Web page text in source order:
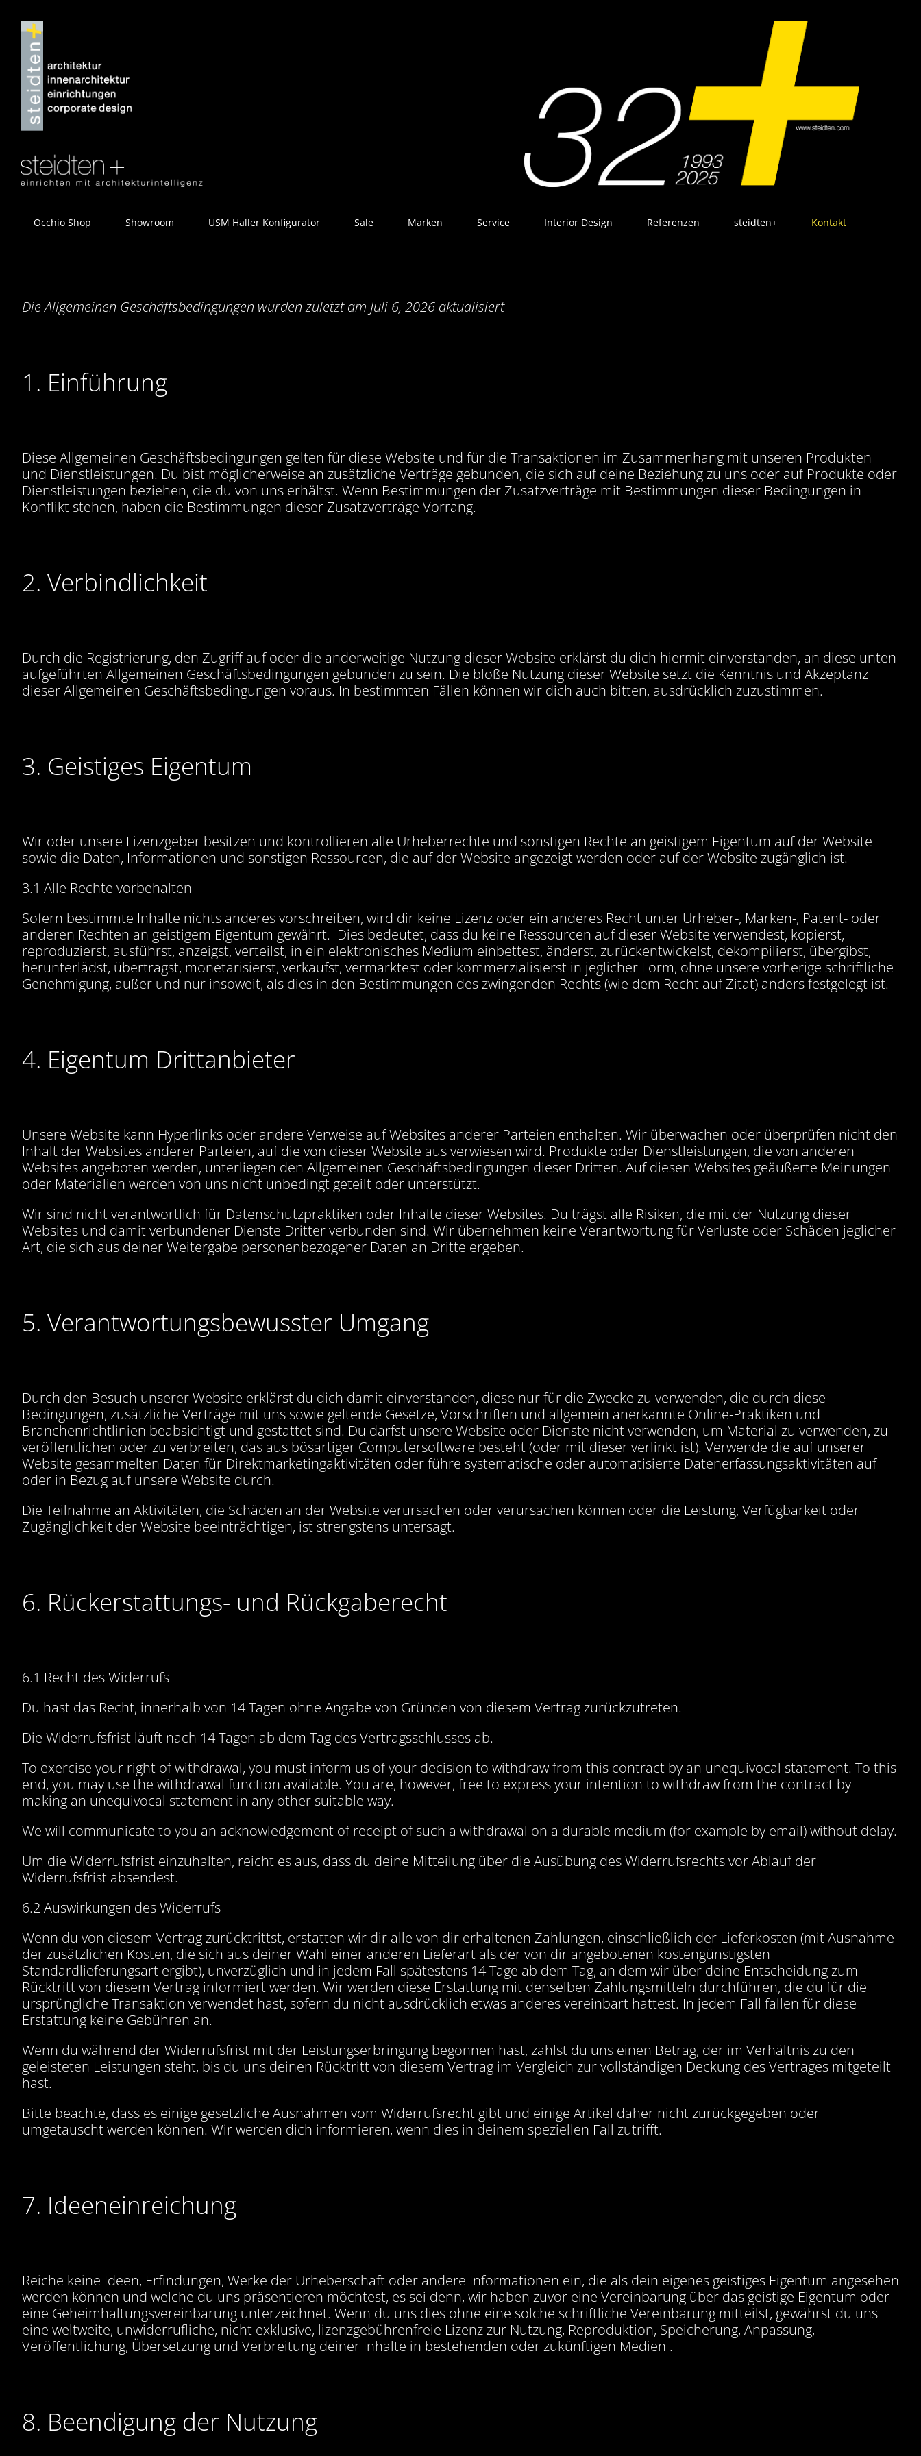
Inhalt
springen
Occhio Shop Showroom USM Haller Konfigurator Sale Marken Service Interior Design Referenzen steidten+ Kontakt
Die Allgemeinen Geschäftsbedingungen wurden zuletzt am Juli 6, 2026 aktualisiert
1. Einführung
Diese Allgemeinen Geschäftsbedingungen gelten für diese Website und für die Transaktionen im Zusammenhang mit unseren Produkten
und Dienstleistungen. Du bist möglicherweise an zusätzliche Verträge gebunden, die sich auf deine Beziehung zu uns oder auf Produkte oder
Dienstleistungen beziehen, die du von uns erhältst. Wenn Bestimmungen der Zusatzverträge mit Bestimmungen dieser Bedingungen in
Konflikt stehen, haben die Bestimmungen dieser Zusatzverträge Vorrang.
2. Verbindlichkeit
Durch die Registrierung, den Zugriff auf oder die anderweitige Nutzung dieser Website erklärst du dich hiermit einverstanden, an diese unten
aufgeführten Allgemeinen Geschäftsbedingungen gebunden zu sein. Die bloße Nutzung dieser Website setzt die Kenntnis und Akzeptanz
dieser Allgemeinen Geschäftsbedingungen voraus. In bestimmten Fällen können wir dich auch bitten, ausdrücklich zuzustimmen.
3. Geistiges Eigentum
Wir oder unsere Lizenzgeber besitzen und kontrollieren alle Urheberrechte und sonstigen Rechte an geistigem Eigentum auf der Website
sowie die Daten, Informationen und sonstigen Ressourcen, die auf der Website angezeigt werden oder auf der Website zugänglich ist.
3.1 Alle Rechte vorbehalten
Sofern bestimmte Inhalte nichts anderes vorschreiben, wird dir keine Lizenz oder ein anderes Recht unter Urheber-, Marken-, Patent- oder
anderen Rechten an geistigem Eigentum gewährt. Dies bedeutet, dass du keine Ressourcen auf dieser Website verwendest, kopierst,
reproduzierst, ausführst, anzeigst, verteilst, in ein elektronisches Medium einbettest, änderst, zurückentwickelst, dekompilierst, übergibst,
herunterlädst, übertragst, monetarisierst, verkaufst, vermarktest oder kommerzialisierst in jeglicher Form, ohne unsere vorherige schriftliche
Genehmigung, außer und nur insoweit, als dies in den Bestimmungen des zwingenden Rechts (wie dem Recht auf Zitat) anders festgelegt ist.
4. Eigentum Drittanbieter
Unsere Website kann Hyperlinks oder andere Verweise auf Websites anderer Parteien enthalten. Wir überwachen oder überprüfen nicht den
Inhalt der Websites anderer Parteien, auf die von dieser Website aus verwiesen wird. Produkte oder Dienstleistungen, die von anderen
Websites angeboten werden, unterliegen den Allgemeinen Geschäftsbedingungen dieser Dritten. Auf diesen Websites geäußerte Meinungen
oder Materialien werden von uns nicht unbedingt geteilt oder unterstützt.
Wir sind nicht verantwortlich für Datenschutzpraktiken oder Inhalte dieser Websites. Du trägst alle Risiken, die mit der Nutzung dieser
Websites und damit verbundener Dienste Dritter verbunden sind. Wir übernehmen keine Verantwortung für Verluste oder Schäden jeglicher
Art, die sich aus deiner Weitergabe personenbezogener Daten an Dritte ergeben.
5. Verantwortungsbewusster Umgang
Durch den Besuch unserer Website erklärst du dich damit einverstanden, diese nur für die Zwecke zu verwenden, die durch diese
Bedingungen, zusätzliche Verträge mit uns sowie geltende Gesetze, Vorschriften und allgemein anerkannte Online-Praktiken und
Branchenrichtlinien beabsichtigt und gestattet sind. Du darfst unsere Website oder Dienste nicht verwenden, um Material zu verwenden, zu
veröffentlichen oder zu verbreiten, das aus bösartiger Computersoftware besteht (oder mit dieser verlinkt ist). Verwende die auf unserer
Website gesammelten Daten für Direktmarketingaktivitäten oder führe systematische oder automatisierte Datenerfassungsaktivitäten auf
oder in Bezug auf unsere Website durch.
Die Teilnahme an Aktivitäten, die Schäden an der Website verursachen oder verursachen können oder die Leistung, Verfügbarkeit oder
Zugänglichkeit der Website beeinträchtigen, ist strengstens untersagt.
6. Rückerstattungs- und Rückgaberecht
6.1 Recht des Widerrufs
Du hast das Recht, innerhalb von 14 Tagen ohne Angabe von Gründen von diesem Vertrag zurückzutreten.
Die Widerrufsfrist läuft nach 14 Tagen ab dem Tag des Vertragsschlusses ab.
To exercise your right of withdrawal, you must inform us of your decision to withdraw from this contract by an unequivocal statement. To this
end, you may use the withdrawal function available. You are, however, free to express your intention to withdraw from the contract by
making an unequivocal statement in any other suitable way.
We will communicate to you an acknowledgement of receipt of such a withdrawal on a durable medium (for example by email) without delay.
Um die Widerrufsfrist einzuhalten, reicht es aus, dass du deine Mitteilung über die Ausübung des Widerrufsrechts vor Ablauf der
Widerrufsfrist absendest.
6.2 Auswirkungen des Widerrufs
Wenn du von diesem Vertrag zurücktrittst, erstatten wir dir alle von dir erhaltenen Zahlungen, einschließlich der Lieferkosten (mit Ausnahme
der zusätzlichen Kosten, die sich aus deiner Wahl einer anderen Lieferart als der von dir angebotenen kostengünstigsten
Standardlieferungsart ergibt), unverzüglich und in jedem Fall spätestens 14 Tage ab dem Tag, an dem wir über deine Entscheidung zum
Rücktritt von diesem Vertrag informiert werden. Wir werden diese Erstattung mit denselben Zahlungsmitteln durchführen, die du für die
ursprüngliche Transaktion verwendet hast, sofern du nicht ausdrücklich etwas anderes vereinbart hattest. In jedem Fall fallen für diese
Erstattung keine Gebühren an.
Wenn du während der Widerrufsfrist mit der Leistungserbringung begonnen hast, zahlst du uns einen Betrag, der im Verhältnis zu den
geleisteten Leistungen steht, bis du uns deinen Rücktritt von diesem Vertrag im Vergleich zur vollständigen Deckung des Vertrages mitgeteilt
hast.
Bitte beachte, dass es einige gesetzliche Ausnahmen vom Widerrufsrecht gibt und einige Artikel daher nicht zurückgegeben oder
umgetauscht werden können. Wir werden dich informieren, wenn dies in deinem speziellen Fall zutrifft.
7. Ideeneinreichung
Reiche keine Ideen, Erfindungen, Werke der Urheberschaft oder andere Informationen ein, die als dein eigenes geistiges Eigentum angesehen
werden können und welche du uns präsentieren möchtest, es sei denn, wir haben zuvor eine Vereinbarung über das geistige Eigentum oder
eine Geheimhaltungsvereinbarung unterzeichnet. Wenn du uns dies ohne eine solche schriftliche Vereinbarung mitteilst, gewährst du uns
eine weltweite, unwiderrufliche, nicht exklusive, lizenzgebührenfreie Lizenz zur Nutzung, Reproduktion, Speicherung, Anpassung,
Veröffentlichung, Übersetzung und Verbreitung deiner Inhalte in bestehenden oder zukünftigen Medien .
8. Beendigung der Nutzung